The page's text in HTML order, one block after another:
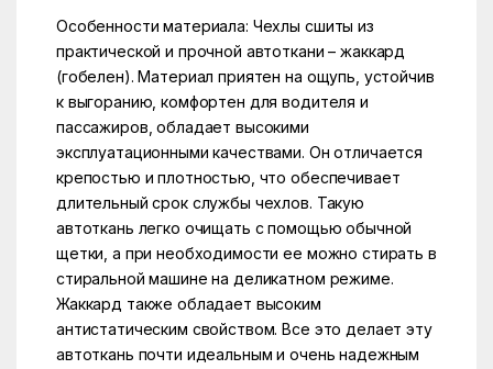
Особенности материала: Чехлы сшиты из
практической и прочной автоткани – жаккард
(гобелен). Материал приятен на ощупь, устойчив
к выгоранию, комфортен для водителя и
пассажиров, обладает высокими
эксплуатационными качествами. Он отличается
крепостью и плотностью, что обеспечивает
длительный срок службы чехлов. Такую
автоткань легко очищать с помощью обычной
щетки, а при необходимости ее можно стирать в
стиральной машине на деликатном режиме.
Жаккард также обладает высоким
антистатическим свойством. Все это делает эту
автоткань почти идеальным и очень надежным